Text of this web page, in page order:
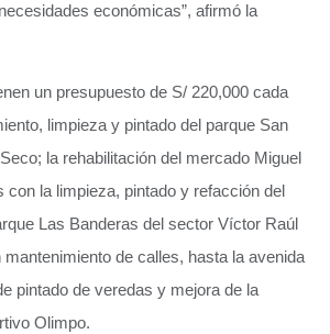
económicas”, afirmó la
un presupuesto de S/ 220,000 cada
limpieza y pintado del parque San
la rehabilitación del mercado Miguel
la limpieza, pintado y refacción del
Las Banderas del sector Víctor Raúl
mantenimiento de calles, hasta la avenida
pintado de veredas y mejora de la
Olimpo.